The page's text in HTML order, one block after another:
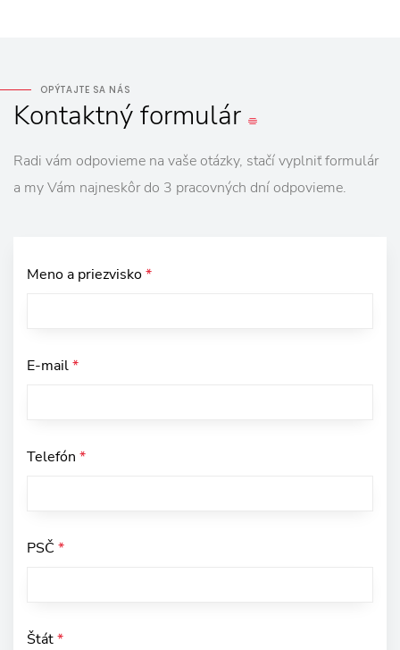
OPÝTAJTE SA NÁS
Kontaktnýformulár
Radi vám odpovieme na vaše otázky, stačí vyplniť formulár
a my Vám najneskôr do 3 pracovných dní odpovieme.
Meno a priezvisko*
E-mail*
Telefón *
PSČ *
Štát*